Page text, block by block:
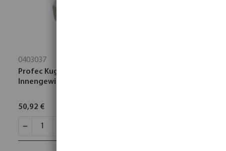
0403037
Profec Kugelhahn Messing Vernickelt 2"
Innengewinde 25bar Typ 100 VA
50,92 €